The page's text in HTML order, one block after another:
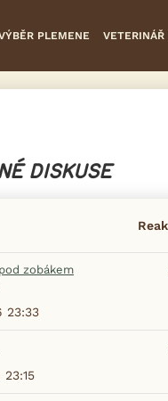
PLEMENE VETERINÁŘ
DISKUSE
zobákem
23:33
23:15